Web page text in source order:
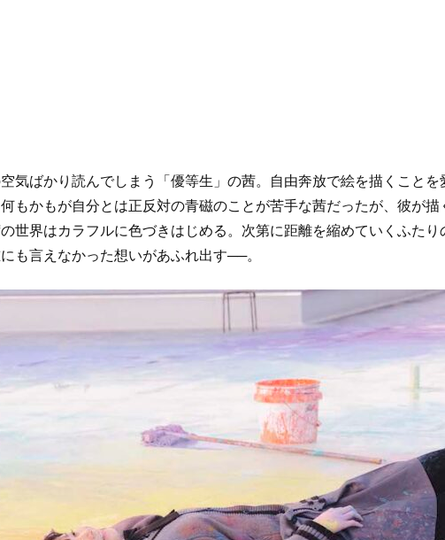
気ばかり読んでしまう「優等生」の茜。自由奔放で絵を描くことを
もかもが自分とは正反対の青磁のことが苦手な茜だったが、彼が描
世界はカラフルに色づきはじめる。次第に距離を縮めていくふたり
も言えなかった想いがあふれ出す──。